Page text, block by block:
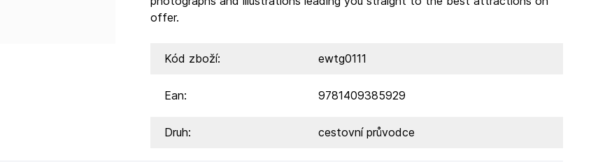
offer.
Kód zboží: ewtg0111
Ean: 9781409385929
Druh: cestovní průvodce